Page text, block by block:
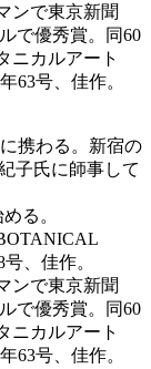
ンで東京新聞
で優秀賞。同60
ニカルアート
63号、佳作。
携わる。新宿の
子氏に師事して
る。
、佳作。
ンで東京新聞
で優秀賞。同60
ニカルアート
63号、佳作。